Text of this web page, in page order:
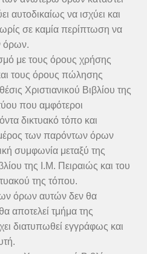
αυτοδικαίως να ισχύει και
σε καμία περίπτωση να
όρων.
με τους όρους χρήσης
τους όρους πώλησης
Χριστιανικού Βιβλίου της
που αμφότεροι
δικτυακό τόπο και
των παρόντων όρων
συμφωνία μεταξύ της
της Ι.Μ. Πειραιώς και του
της τόπου.
όρων αυτών δεν θα
αποτελεί τμήμα της
διατυπωθεί εγγράφως και